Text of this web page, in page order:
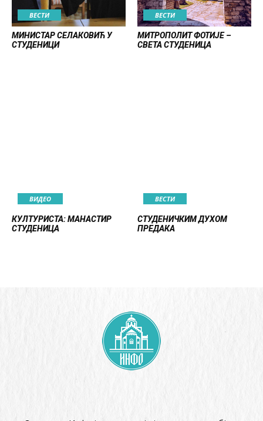
ВЕСТИ
МИНИСТАР СЕЛАКОВИЋ У
СТУДЕНИЦИ
ВЕСТИ
МИТРОПОЛИТ ФОТИЈЕ –
СВЕТА СТУДЕНИЦА
ВИДЕО
КУЛТУРИСТА: МАНАСТИР
СТУДЕНИЦА
ВЕСТИ
СТУДЕНИЧКИМ ДУХОМ
ПРЕДАКА